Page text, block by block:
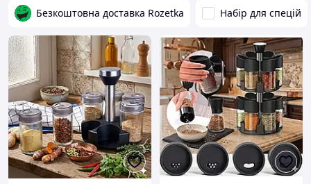
Безкоштовна доставка Rozetka Набір для спецій